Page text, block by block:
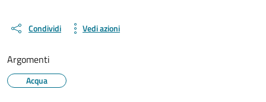
Condividi Vedi azioni
Argomenti
Acqua